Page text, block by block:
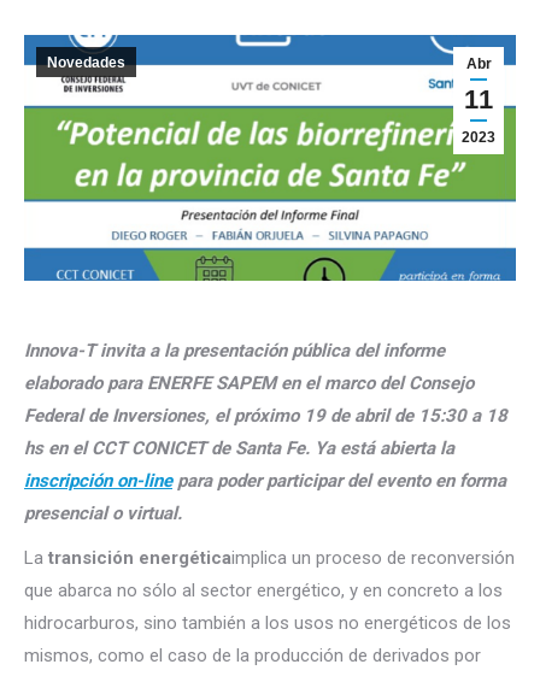
Abr
11
2023
Novedades
Innova-T invita a la presentación pública del informe
elaborado para ENERFE SAPEM en el marco del Consejo
Federal de Inversiones, el próximo 19 de abril de 15:30 a 18
hs en el CCT CONICET de Santa Fe. Ya está abierta la
inscripción on-linepara poder participar del evento en forma
presencial o virtual.
La transición energéticaimplica un proceso de reconversión
que abarca no sólo al sector energético, y en concreto a los
hidrocarburos, sino también a los usos no energéticos de los
mismos, como el caso de la producción de derivados por